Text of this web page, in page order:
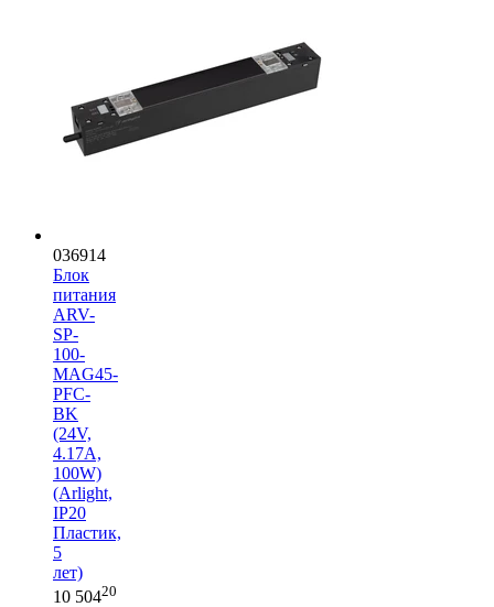
036914
Блок
питания
ARV-
SP-
100-
MAG45-
PFC-
BK
(24V,
4.17A,
100W)
(Arlight,
IP20
Пластик,
5
лет)
10 50420